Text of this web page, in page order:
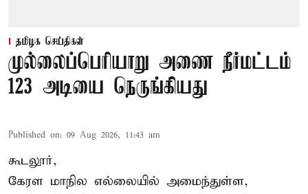
தமிழக செய்திகள்
முல்லைப்பெரியாறு அணை நீர்மட்டம்
123 அடியை நெருங்கியது
Published on: 09 Aug 2026, 11:43 am
கூடலூர்,
கேரள மாநில எல்லையில் அமைந்துள்ள,